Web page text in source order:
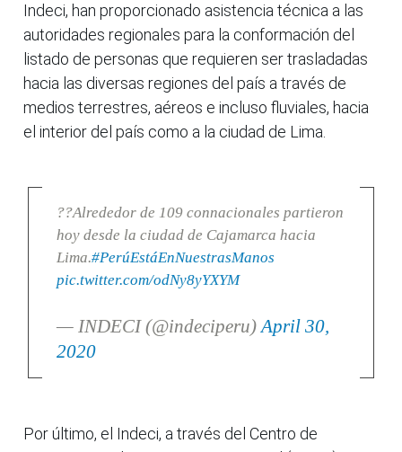
Indeci, han proporcionado asistencia técnica a las
autoridades regionales para la conformación del
listado de personas que requieren ser trasladadas
hacia las diversas regiones del país a través de
medios terrestres, aéreos e incluso fluviales, hacia
el interior del país como a la ciudad de Lima.
??Alrededor de 109 connacionales partieron
hoy desde la ciudad de Cajamarca hacia
Lima.#PerúEstáEnNuestrasManos
pic.twitter.com/odNy8yYXYM
— INDECI (@indeciperu)April 30,
2020
Por último, el Indeci, a través del Centro de